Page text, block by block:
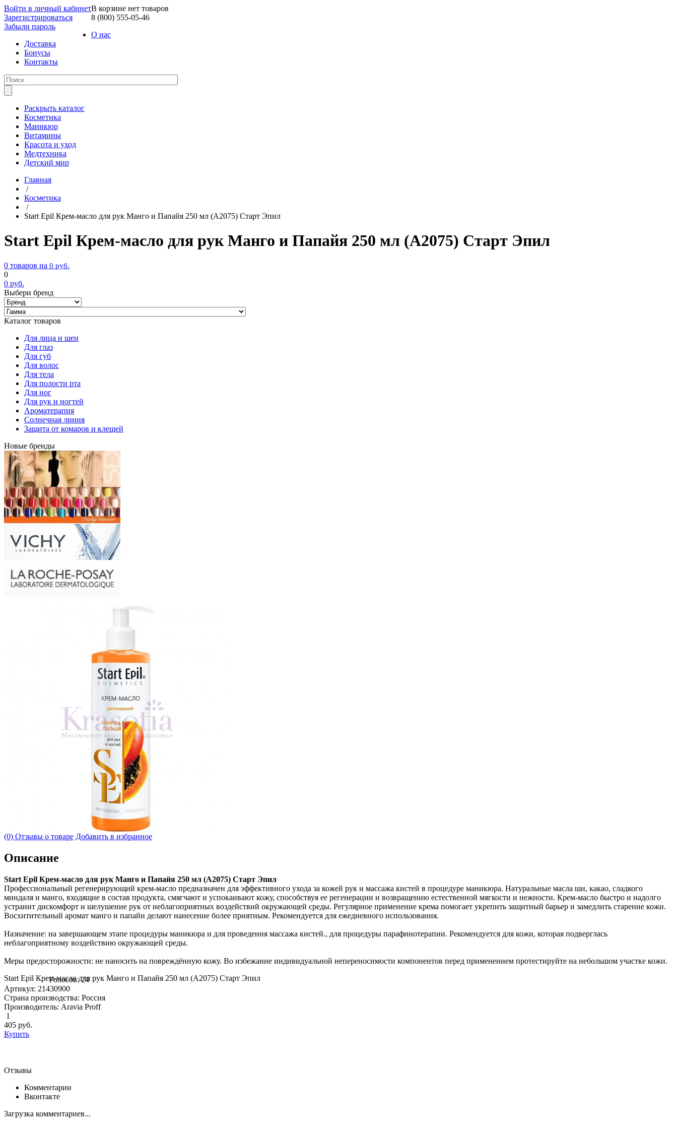
Войти в личный кабинет
Зарегистрироваться
Забыли пароль
В корзине нет товаров
8 (800) 555-05-46
О нас
Доставка
Бонусы
Контакты
Раскрыть каталог
Косметика
Маникюр
Витамины
Красота и уход
Медтехника
Детский мир
Главная
/
Косметика
/
Start Epil Крем-масло для рук Манго и Папайя 250 мл (А2075) Старт Эпил
Start Epil Крем-масло для рук Манго и Папайя 250 мл (А2075) Старт Эпил
0 товаров на 0 руб.
0
0 руб.
Выбери бренд
Каталог товаров
Для лица и шеи
Для глаз
Для губ
Для волос
Для тела
Для полости рта
Для ног
Для рук и ногтей
Ароматерапия
Солнечная линия
Защита от комаров и клещей
Новые бренды
(0) Отзывы о товаре Добавить в избранное
Описание
Start Epil Крем-масло для рук Манго и Папайя 250 мл (А2075) Старт Эпил
Профессиональный регенерирующий крем-масло предназначен для эффективного ухода за кожей рук и массажа кистей в процедуре маникюра. Натуральные масла ши, какао, сладкого
миндаля и манго, входящие в состав продукта, смягчают и успокаивают кожу, способствуя ее регенерации и возвращению естественной мягкости и нежности. Крем-масло быстро и надолго
устранит дискомфорт и шелушение рук от неблагоприятных воздействий окружающей среды. Регулярное применение крема помогает укрепить защитный барьер и замедлить старение кожи.
Восхитительный аромат манго и папайи делают нанесение более приятным. Рекомендуется для ежедневного использования.
Назначение: на завершающем этапе процедуры маникюра и для проведения массажа кистей., для процедуры парафинотерапии. Рекомендуется для кожи, которая подверглась
неблагоприятному воздействию окружающей среды.
Меры предосторожности: не наносить на повреждённую кожу. Во избежание индивидуальной непереносимости компонентов перед применением протестируйте на небольшом участке кожи.
Start Epil Крем-масло для рук Манго и Папайя 250 мл (А2075) Старт Эпил
Голосов: 24
Артикул: 21430900
Страна производства: Россия
Производитель: Aravia Proff
1
405 руб.
Купить
Отзывы
Комментарии
Вконтакте
Загрузка комментариев...